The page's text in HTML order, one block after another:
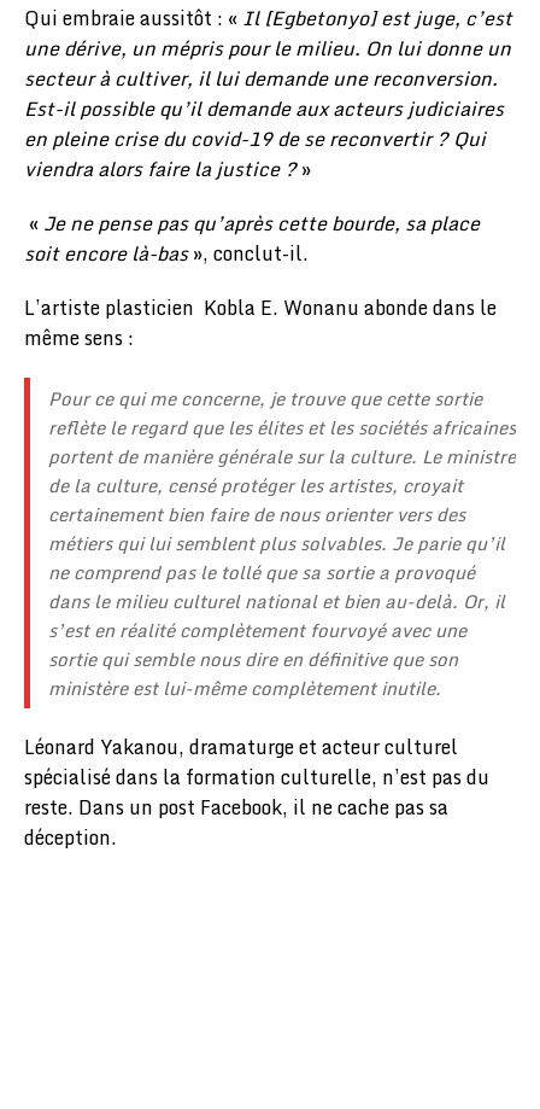
Qui embraie aussitôt : « Il [Egbetonyo] est juge, c’est
une dérive, un mépris pour le milieu. On lui donne un
secteur à cultiver, il lui demande une reconversion.
Est-il possible qu’il demande aux acteurs judiciaires
en pleine crise du covid-19 de se reconvertir ? Qui
viendra alors faire la justice ?»
« Je ne pense pas qu’après cette bourde, sa place
soit encore là-bas», conclut-il.
L’artiste plasticien Kobla E. Wonanu abonde dans le
même sens :
Pour ce qui me concerne, je trouve que cette sortie
reflète le regard que les élites et les sociétés africaines
portent de manière générale sur la culture. Le ministre
de la culture, censé protéger les artistes, croyait
certainement bien faire de nous orienter vers des
métiers qui lui semblent plus solvables. Je parie qu’il
ne comprend pas le tollé que sa sortie a provoqué
dans le milieu culturel national et bien au-delà. Or, il
s’est en réalité complètement fourvoyé avec une
sortie qui semble nous dire en définitive que son
ministère est lui-même complètement inutile.
Léonard Yakanou, dramaturge et acteur culturel
spécialisé dans la formation culturelle, n’est pas du
reste. Dans un post Facebook, il ne cache pas sa
déception.